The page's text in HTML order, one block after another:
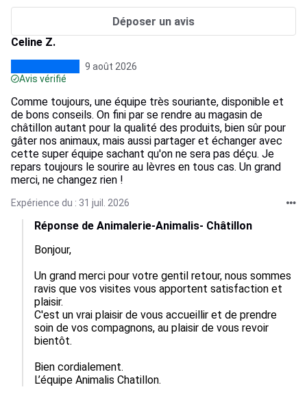
Déposer un avis
Celine Z.
9 août 2026
Avis vérifié
Comme toujours, une équipe très souriante, disponible et
de bons conseils. On fini par se rendre au magasin de
châtillon autant pour la qualité des produits, bien sûr pour
gâter nos animaux, mais aussi partager et échanger avec
cette super équipe sachant qu'on ne sera pas déçu. Je
repars toujours le sourire au lèvres en tous cas. Un grand
merci, ne changez rien !
Expérience du : 31 juil. 2026
Réponse de Animalerie-Animalis- Châtillon
Bonjour,
Un grand merci pour votre gentil retour, nous sommes
ravis que vos visites vous apportent satisfaction et
plaisir.
C'est un vrai plaisir de vous accueillir et de prendre
soin de vos compagnons, au plaisir de vous revoir
bientôt.
Bien cordialement.
L’équipe Animalis Chatillon.